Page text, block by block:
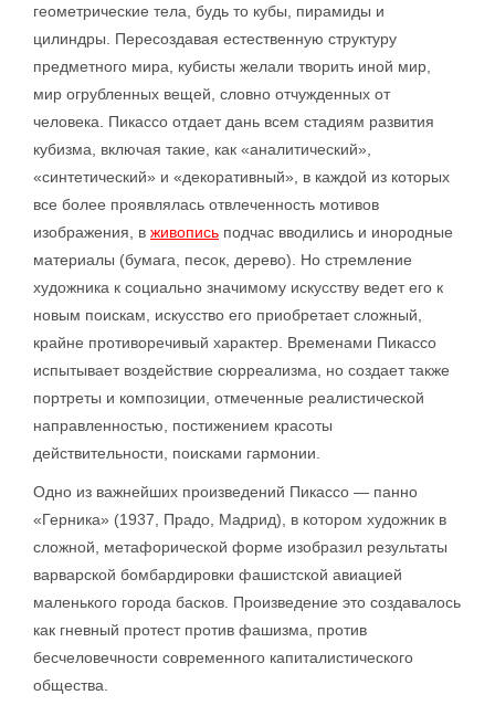
геометрические тела, будь то кубы, пирамиды и
цилиндры. Пересоздавая естественную структуру
предметного мира, кубисты желали творить иной мир,
мир огрубленных вещей, словно отчужденных от
человека. Пикассо отдает дань всем стадиям развития
кубизма, включая такие, как «аналитический»,
«синтетический» и «декоративный», в каждой из которых
все более проявлялась отвлеченность мотивов
изображения, в живопись подчас вводились и инородные
материалы (бумага, песок, дерево). Но стремление
художника к социально значимому искусству ведет его к
новым поискам, искусство его приобретает сложный,
крайне противоречивый характер. Временами Пикассо
испытывает воздействие сюрреализма, но создает также
портреты и композиции, отмеченные реалистической
направленностью, постижением красоты
действительности, поисками гармонии.
Одно из важнейших произведений Пикассо — панно
«Герника» (1937, Прадо, Мадрид), в котором художник в
сложной, метафорической форме изобразил результаты
варварской бомбардировки фашистской авиацией
маленького города басков. Произведение это создавалось
как гневный протест против фашизма, против
бесчеловечности современного капиталистического
общества.